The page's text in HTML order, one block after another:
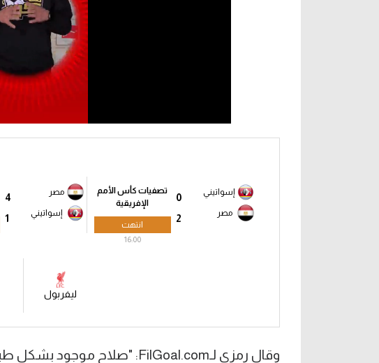
0
إسواتيني
2
مصر
تصفيات كأس الأمم
الإفريقية
انتهت
16:00
4
مصر
1
إسواتيني
ليفربول
وقال رمزي لـFilGoal.com: "صلاح موجود بشكل طبيعي، لم يصلنا مثل هذا الطلب".